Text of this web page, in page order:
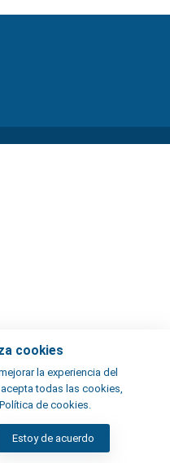
cookies
la experiencia del
todas las cookies,
de cookies.
Estoy de acuerdo